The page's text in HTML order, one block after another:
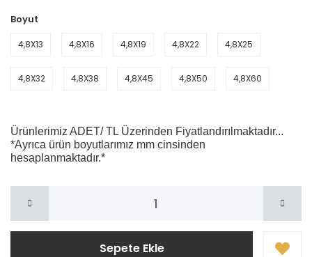
Boyut
4,8X13 4,8X16 4,8X19 4,8X22 4,8X25
4,8X32 4,8X38 4,8X45 4,8X50 4,8X60
Ürünlerimiz ADET/ TL Üzerinden Fiyatlandırılmaktadır...
*Ayrıca ürün boyutlarımız mm cinsinden
hesaplanmaktadır.*
Sepete Ekle